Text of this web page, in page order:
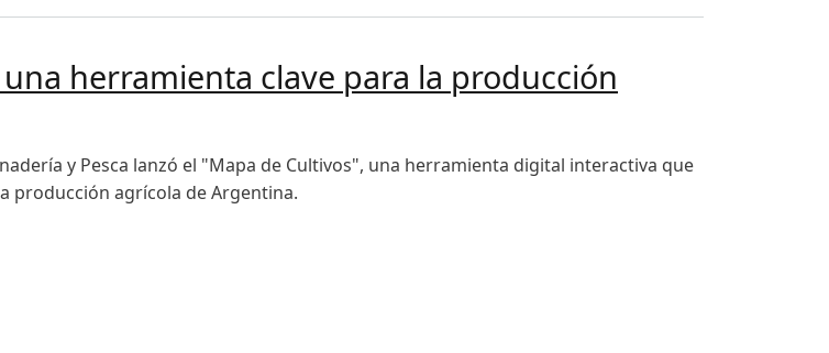
herramienta clave para la producción
y Pesca lanzó el "Mapa de Cultivos", una herramienta digital interactiva que
producción agrícola de Argentina.